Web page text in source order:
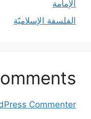
الإمامة
الفلسفة الإسلاميّة
Commenter